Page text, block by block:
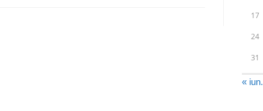
17
24
31
« iun.